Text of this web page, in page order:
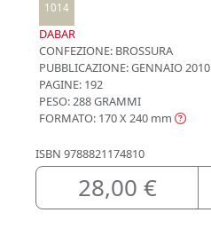
1014
DABAR
CONFEZIONE: BROSSURA
PUBBLICAZIONE:GENNAIO 2010
PAGINE: 192
PESO: 288 GRAMMI
FORMATO: 170 X 240 mm
ISBN 9788821174810
28,00 €